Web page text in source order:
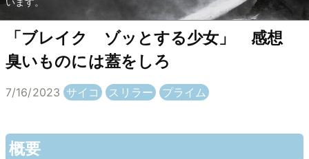
「ブレイク ゾッとする少女」 感想
臭いものには蓋をしろ
7/16/2023 サイコ スリラー プライム
概要